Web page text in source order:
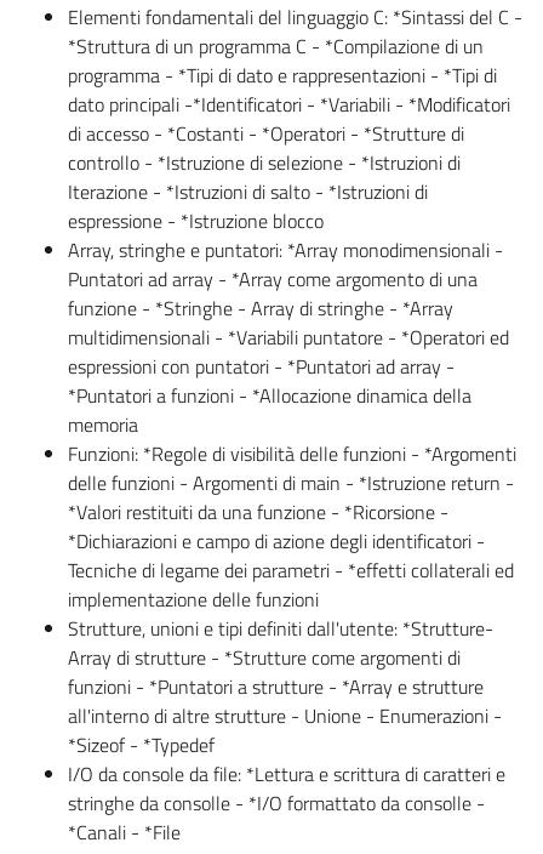
Elementi fondamentali del linguaggio C: *Sintassi del C -
*Struttura di un programma C - *Compilazione di un
programma - *Tipi di dato e rappresentazioni - *Tipi di
dato principali -*Identificatori - *Variabili - *Modificatori
di accesso - *Costanti - *Operatori - *Strutture di
controllo - *Istruzione di selezione - *Istruzioni di
Iterazione - *Istruzioni di salto - *Istruzioni di
espressione - *Istruzione blocco
Array, stringhe e puntatori: *Array monodimensionali -
Puntatori ad array - *Array come argomento di una
funzione - *Stringhe - Array di stringhe - *Array
multidimensionali - *Variabili puntatore - *Operatori ed
espressioni con puntatori - *Puntatori ad array -
*Puntatori a funzioni - *Allocazione dinamica della
memoria
Funzioni: *Regole di visibilità delle funzioni - *Argomenti
delle funzioni - Argomenti di main - *Istruzione return -
*Valori restituiti da una funzione - *Ricorsione -
*Dichiarazioni e campo di azione degli identificatori -
Tecniche di legame dei parametri - *effetti collaterali ed
implementazione delle funzioni
Strutture, unioni e tipi definiti dall'utente: *Strutture-
Array di strutture - *Strutture come argomenti di
funzioni - *Puntatori a strutture - *Array e strutture
all'interno di altre strutture - Unione - Enumerazioni -
*Sizeof - *Typedef
I/O da console da file: *Lettura e scrittura di caratteri e
stringhe da consolle - *I/O formattato da consolle -
*Canali - *File